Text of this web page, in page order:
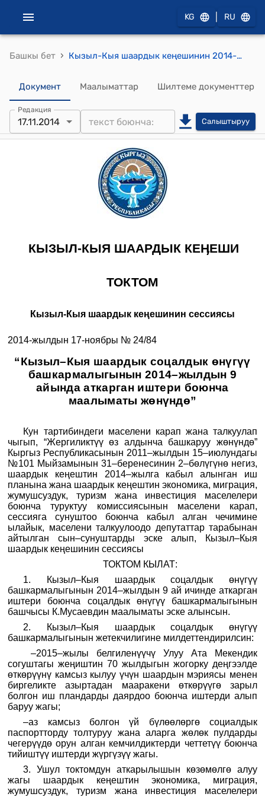
KG RU
Башкы бет › Кызыл-Кыя шаардык кеңешинин 2014-жылдын 17-ноябрындагы № 24/84 “Кызыл–Кыя шаардык соцалдык өнүгүү башкармалыгынын 2014–жылдын 9 айында аткарган иштери боюнча маалыматы жөнүндө” токтому
Документ Маалыматтар Шилтеме документтер
Редакция
17.11.2014 Салыштыруу